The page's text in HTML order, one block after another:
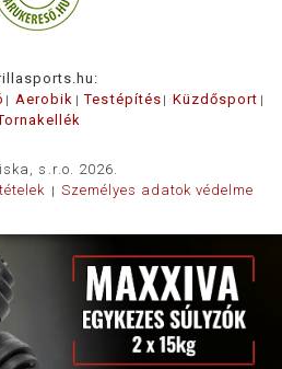
Aerobik Testépítés
Küzdősport
s.r.o. 2026.
Személyes adatok védelme